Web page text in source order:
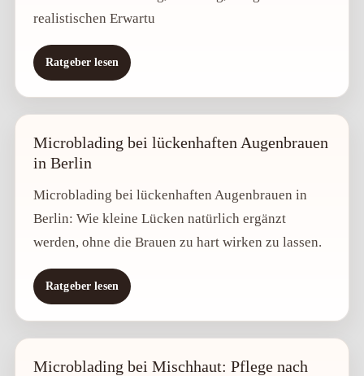
realistischen Erwartu
Ratgeber lesen
Microblading bei lückenhaften Augenbrauen
in Berlin
Microblading bei lückenhaften Augenbrauen in
Berlin: Wie kleine Lücken natürlich ergänzt
werden, ohne die Brauen zu hart wirken zu lassen.
Ratgeber lesen
Microblading bei Mischhaut: Pflege nach